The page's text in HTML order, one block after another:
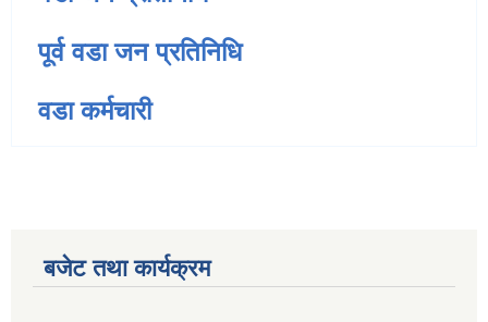
पूर्व वडा जन प्रतिनिधि
वडा कर्मचारी
बजेट तथा कार्यक्रम